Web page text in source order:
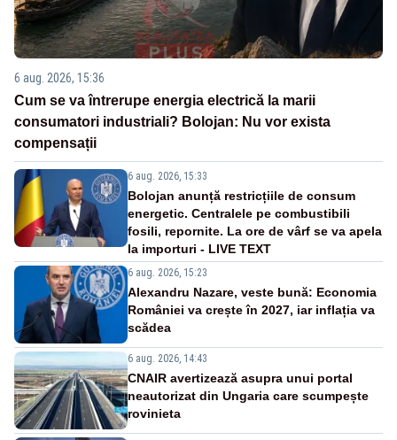
6 aug. 2026, 15:36
Cum se va întrerupe energia electrică la marii
consumatori industriali? Bolojan: Nu vor exista
compensații
6 aug. 2026, 15:33
Bolojan anunță restricțiile de consum
energetic. Centralele pe combustibili
fosili, repornite. La ore de vârf se va apela
la importuri - LIVE TEXT
6 aug. 2026, 15:23
Alexandru Nazare, veste bună: Economia
României va crește în 2027, iar inflația va
scădea
6 aug. 2026, 14:43
CNAIR avertizează asupra unui portal
neautorizat din Ungaria care scumpește
rovinieta